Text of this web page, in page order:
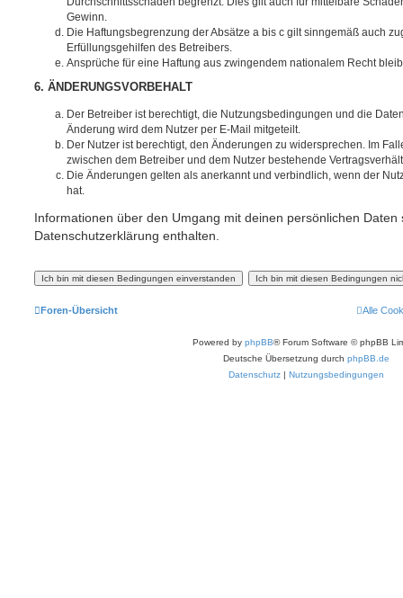
Gewinn.
Die Haftungsbegrenzung der Absätze a bis c gilt sinngemäß auch
Erfüllungsgehilfen des Betreibers.
Ansprüche für eine Haftung aus zwingendem nationalem Recht
6. ÄNDERUNGSVORBEHALT
Der Betreiber ist berechtigt, die Nutzungsbedingungen und die
Änderung wird dem Nutzer per E-Mail mitgeteilt.
Der Nutzer ist berechtigt, den Änderungen zu widersprechen. Im
zwischen dem Betreiber und dem Nutzer bestehende
Die Änderungen gelten als anerkannt und verbindlich, wenn der
hat.
Informationen über den Umgang mit deinen persönlichen Daten
Datenschutzerklärung enthalten.
Foren-Übersicht Alle
Powered by phpBB® Forum Software © phpBB
Deutsche Übersetzung durch phpBB.de
Datenschutz | Nutzungsbedingungen